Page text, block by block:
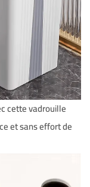
cette vadrouille
et sans effort de